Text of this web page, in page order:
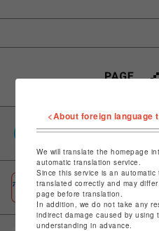
PARCOポイント
ポケパル払い
初回登録＆お買物で最大1,500円
<About foreign language
We will translate the homepage
automatic translation service.
Since this service is an
translated correctly and may
page before translation.
In addition, we do not take any
indirect damage caused by using
understanding in advance.